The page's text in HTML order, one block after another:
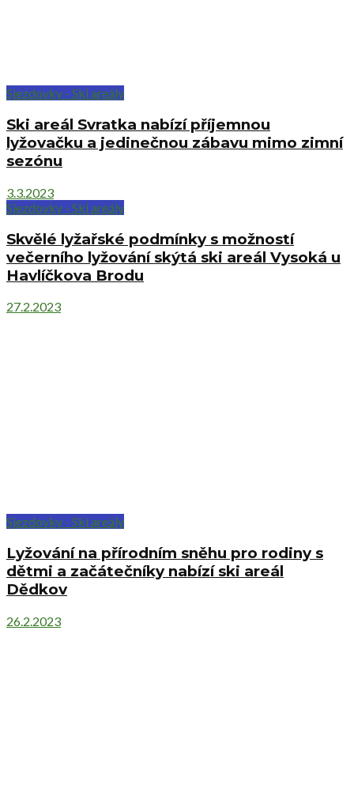
Sjezdovky - Ski areály
Ski areál Svratka nabízí příjemnou
lyžovačku a jedinečnou zábavu mimo zimní
sezónu
3.3.2023
Sjezdovky - Ski areály
Skvělé lyžařské podmínky s možností
večerního lyžování skýtá ski areál Vysoká u
Havlíčkova Brodu
27.2.2023
Sjezdovky - Ski areály
Lyžování na přírodním sněhu pro rodiny s
dětmi a začátečníky nabízí ski areál
Dědkov
26.2.2023